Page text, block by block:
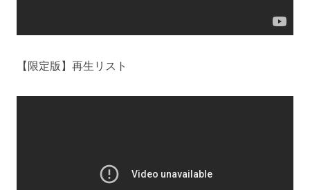
【限定版】再生リスト